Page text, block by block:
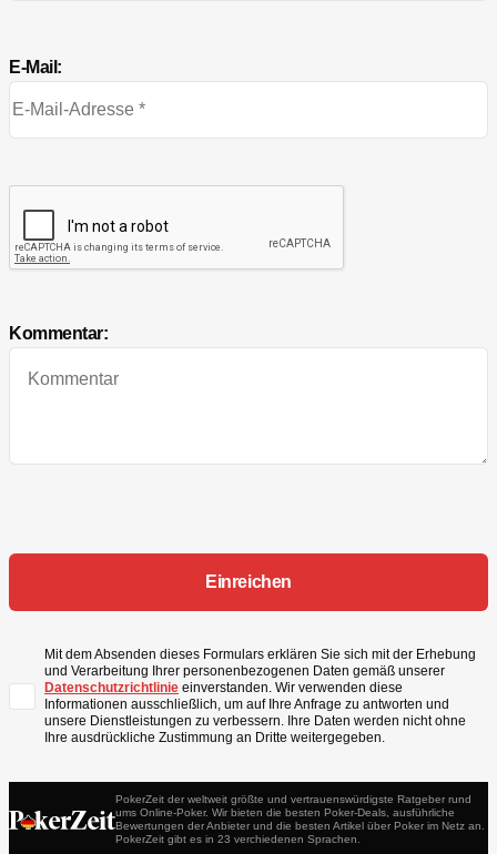
E-Mail:
Kommentar:
Mit dem Absenden dieses Formulars erklären Sie sich mit der Erhebung
und Verarbeitung Ihrer personenbezogenen Daten gemäß unserer
Datenschutzrichtlinie einverstanden. Wir verwenden diese
Informationen ausschließlich, um auf Ihre Anfrage zu antworten und
unsere Dienstleistungen zu verbessern. Ihre Daten werden nicht ohne
Ihre ausdrückliche Zustimmung an Dritte weitergegeben.
PokerZeit der weltweit größte und vertrauenswürdigste Ratgeber rund
ums Online-Poker. Wir bieten die besten Poker-Deals, ausführliche
Bewertungen der Anbieter und die besten Artikel über Poker im Netz an.
PokerZeit gibt es in 23 verchiedenen Sprachen.